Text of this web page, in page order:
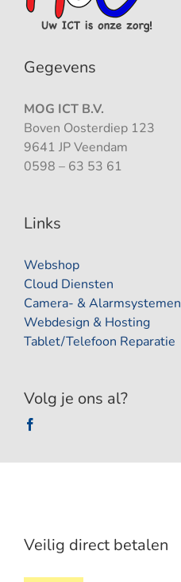
Gegevens
MOG ICT B.V.
Boven Oosterdiep 123
9641 JP Veendam
0598 – 63 53 61
Links
Webshop
Cloud Diensten
Camera- & Alarmsystemen
Webdesign & Hosting
Tablet/Telefoon Reparatie
Volg je ons al?
Veilig direct betalen